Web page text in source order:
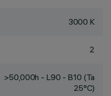
3000 K
2
>50,000h - L90 - B10 (Ta
25°C)